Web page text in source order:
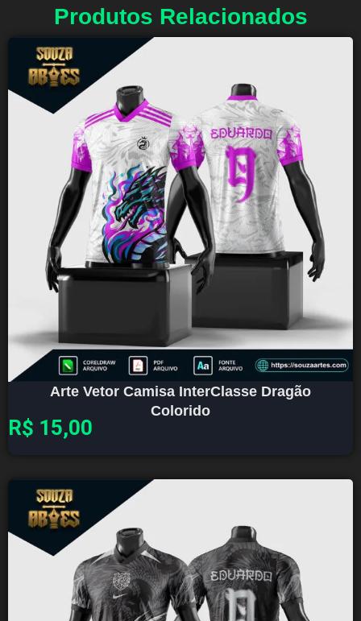
Produtos Relacionados
Arte Vetor Camisa InterClasse Dragão
Colorido
R$ 15,00